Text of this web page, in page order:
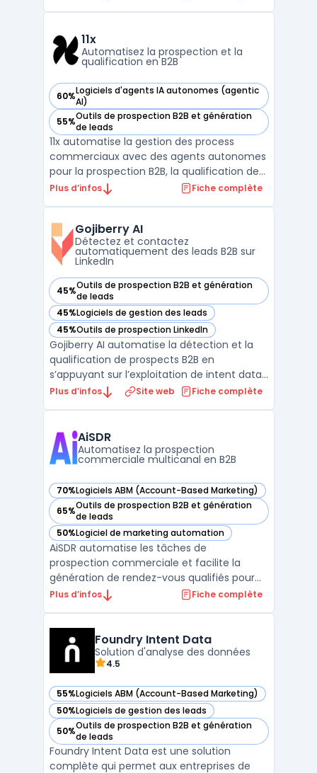
consultants rencontrent la question de
maintenir une communication ré ...
11x
Automatisez la prospection et la
qualification en B2B
60%Logiciels d'agents IA autonomes (agentic
AI)
— voir 11x dans cette catégorie
55%Outils de prospection B2B et génération
de leads
— voir 11x dans cette catégorie
11x automatise la gestion des process
commerciaux avec des agents autonomes
pour la prospection B2B, la qualification de
leads et la prise de rendez-vous. Entreprises
contacts multi-sources, sans allonger les
cycles ...
Plus d’infos Fiche complète
Gojiberry AI
Détectez et contactez
automatiquement des leads B2B sur
LinkedIn
45%Outils de prospection B2B et génération
de leads
— voir Gojiberry AI dans cette catégorie
45%Logiciels de gestion des leads
— voir Gojiberry AI dans cette catégorie
45%Outils de prospection LinkedIn
— voir Gojiberry AI dans cette catégorie
Gojiberry AI automatise la détection et la
qualification de prospects B2B en
s’appuyant sur l’exploitation de intent data.
Ce logiciel s’adresse aux fondateurs, aux
multiplier les outils. De nombreuses petites
entrep ...
Plus d’infos Site web Fiche complète
AiSDR
Automatisez la prospection
commerciale multicanal en B2B
70%Logiciels ABM (Account-Based Marketing)
— voir AiSDR dans cette catégorie
65%Outils de prospection B2B et génération
de leads
— voir AiSDR dans cette catégorie
50%Logiciel de marketing automation
— voir AiSDR dans cette catégorie
AiSDR automatise les tâches de
prospection commerciale et facilite la
génération de rendez-vous qualifiés pour
les équipes orientées pipeline. Le produit
impliqués dans la gestion de processus de
prospection. En centralisan ...
Plus d’infos Fiche complète
Foundry Intent Data
Solution d'analyse des données
4.5
55%Logiciels ABM (Account-Based Marketing)
— voir Foundry Intent Data dans cette catégorie
50%Logiciels de gestion des leads
— voir Foundry Intent Data dans cette catégorie
50%Outils de prospection B2B et génération
de leads
— voir Foundry Intent Data dans cette catégorie
Foundry Intent Data est une solution
complète qui permet aux entreprises de